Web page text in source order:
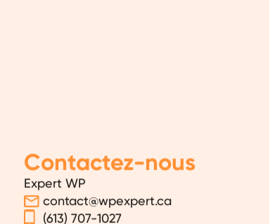
Contactez-nous
Expert WP
contact@wpexpert.ca
(613) 707-1027